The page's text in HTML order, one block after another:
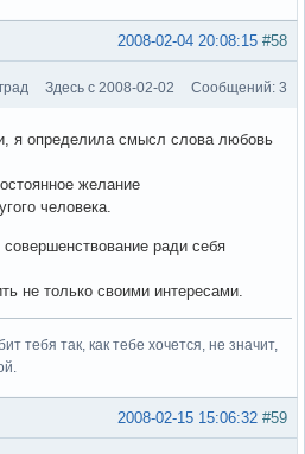
#58
2008-02-04 20:08:15
Здесь с 2008-02-02 Сообщений: 3
я определила смысл слова любовь
желание
человека.
совершенствование ради себя
не только своими интересами.
тебя так, как тебе хочется, не значит,
#59
2008-02-15 15:06:32